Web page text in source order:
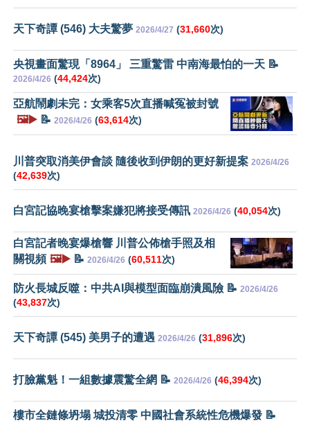
天下奇譚 (546) 大夫驚夢 2026/4/27 (31,660次)
央視畫面驚現「8964」 三重驚雷 中南海最怕的一天 📝
2026/4/26 (44,424次)
亞航鬧劇未完：女乘客5次直播喊冤被封號
🖼️▶️ 📝 2026/4/26 (63,614次)
川普突取消美伊會談 隨後收到伊朗的更好新提案 2026/4/26
(42,639次)
白宮記協晚宴槍擊案嫌犯將接受傳訊 2026/4/26 (40,054次)
白宮記者晚宴爆槍響 川普公佈槍手照及相
關視頻 🖼️▶️ 📝 2026/4/26 (60,511次)
防火長城反噬：中共AI與模型面臨崩潰風險 📝 2026/4/26
(43,837次)
天下奇譚 (545) 美男子的遭遇 2026/4/26 (31,896次)
打臉黨魁！一組數據震驚全網 📝 2026/4/26 (46,394次)
樓市全鏈條坍塌 城投清零 中國社會系統性危機爆發 📝